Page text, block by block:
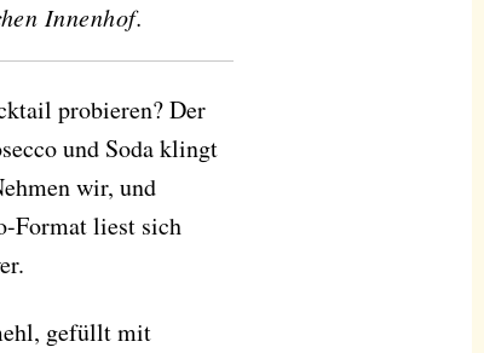
Innenhof.
probieren? Der
und Soda klingt
wir, und
Format liest sich
gefüllt mit